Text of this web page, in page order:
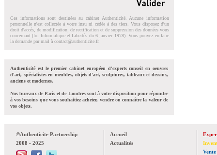
Ces informations sont destinées au cabinet Authenticité. Aucune information
personnelle n'est collectée à votre insu ni cédée à des tiers. Vous disposez d'un
droit d'accés, de modification, de rectification et de suppression des données vous
concernant (loi Informatique et Libertés du 6 janvier 1978). Vous pouvez en faire
la demande par mail à contact@authenticite.fr.
Authenticité est le premier cabinet européen d'experts conseil en oeuvres
d'art, spécialistes en meubles, objets d'art, sculptures, tableaux et dessins,
anciens et modernes.
Nos bureaux de Paris et de Londres sont à votre disposition pour répondre
à vos besoins que vous souhaitiez acheter, vendre ou connaître la valeur de
vos objets.
©Authenticite Partnership
2008 - 2025
Accueil
Actualités
Vente